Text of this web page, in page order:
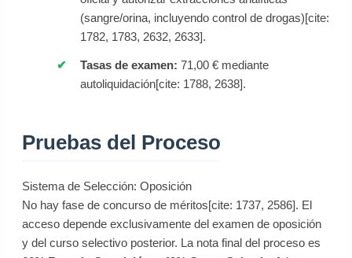
(sangre/orina, incluyendo control de drogas)[cite:
1782, 1783, 2632, 2633].
Tasas de examen: 71,00 € mediante
autoliquidación[cite: 1788, 2638].
Pruebas del Proceso
Sistema de Selección: Oposición
No hay fase de concurso de méritos[cite: 1737, 2586]. El
acceso depende exclusivamente del examen de oposición
y del curso selectivo posterior. La nota final del proceso es